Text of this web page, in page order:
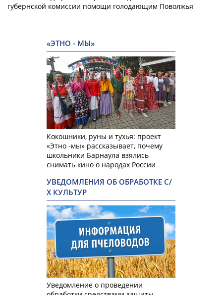
губернской комиссии помощи голодающим Поволжья
«ЭТНО - МЫ»
Кокошники, руны и тухья: проект
«Этно -мы» рассказывает, почему
школьники Барнаула взялись
снимать кино о народах России
УВЕДОМЛЕНИЯ ОБ ОБРАБОТКЕ С/
Х КУЛЬТУР
Уведомление о проведении